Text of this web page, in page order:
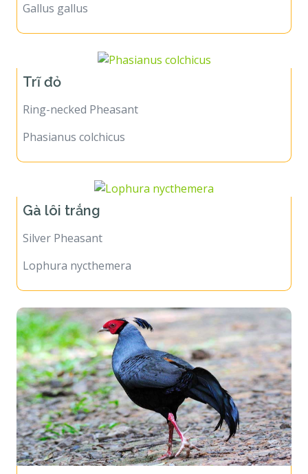
Gallus gallus
Trĩ đỏ
Ring-necked Pheasant
Phasianus colchicus
Gà lôi trắng
Silver Pheasant
Lophura nycthemera